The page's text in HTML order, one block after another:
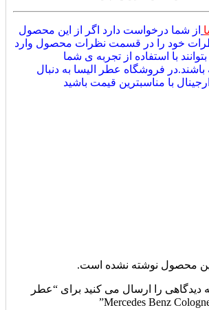
از شما درخواست دارد اگر از این محصول
خود را در قسمت نظرات محصول وارد
با استفاده از تجربه ی شما
باشند.در فروشگاه عطر الیسا به دنبال
با مناسبترین قیمت باشید
محصول نوشته نشده است.
دیدگاهی را ارسال می کنید برای “عطر